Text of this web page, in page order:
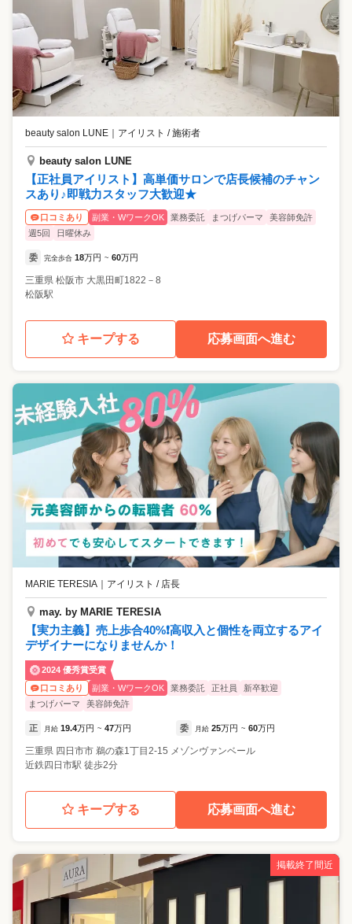
beauty salon LUNE アイリスト / 施術者
beauty salon LUNE
【正社員アイリスト】高単価サロンで店長候補のチャン
スあり♪即戦力スタッフ大歓迎★
口コミあり 副業・WワークOK 業務委託 まつげパーマ
美容師免許
週5回
日曜休み
委 完全歩合 18万円 ~ 60万円
三重県 松阪市 大黒田町1822－8
松阪駅
キープする 応募画面へ進む
MARIE TERESIA アイリスト / 店長
may. by MARIE TERESIA
【実力主義】売上歩合40%❗高収入と個性を両立するアイ
デザイナーになりませんか！
2024 優秀賞受賞
口コミあり
副業・WワークOK 業務委託 正社員
新卒歓迎
まつげパーマ
美容師免許
正 月給 19.4万円 ~ 47万円 委 月給 25万円 ~ 60万円
三重県 四日市市 鵜の森1丁目2-15 メゾンヴァンベール
近鉄四日市駅 徒歩2分
キープする 応募画面へ進む
掲載終了間近